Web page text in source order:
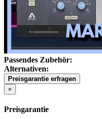
Passendes Zubehör:
Alternativen:
Preisgarantie erfragen
×
Preisgarantie